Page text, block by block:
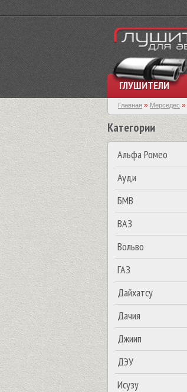
ГЛУШИТЕЛИ
Категории
Альфа Ромео
Ауди
БМВ
ВАЗ
Вольво
ГАЗ
Дайхатсу
Дачия
Джиип
ДЭУ
Исузу
Главная » Мерседес »